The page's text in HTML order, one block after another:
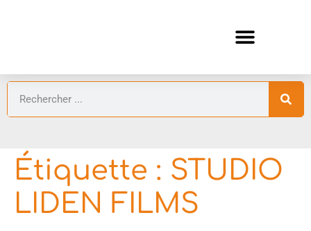
Étiquette : STUDIO
LIDEN FILMS